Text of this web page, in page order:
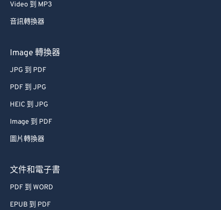
Video 到 MP3
音訊轉換器
Image 轉換器
JPG 到 PDF
PDF 到 JPG
HEIC 到 JPG
Image 到 PDF
圖片轉換器
文件和電子書
PDF 到 WORD
EPUB 到 PDF